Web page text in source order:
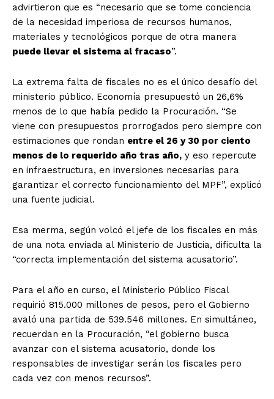
advirtieron que es “necesario que se tome conciencia
de la necesidad imperiosa de recursos humanos,
materiales y tecnológicos porque de otra manera
puede llevar el sistema al fracaso”.
La extrema falta de fiscales no es el único desafío del
ministerio público. Economía presupuestó un 26,6%
menos de lo que había pedido la Procuración. “Se
viene con presupuestos prorrogados pero siempre con
estimaciones que rondan entre el 26 y 30 por ciento
menos de lo requerido año tras año, y eso repercute
en infraestructura, en inversiones necesarias para
garantizar el correcto funcionamiento del MPF”, explicó
una fuente judicial.
Esa merma, según volcó el jefe de los fiscales en más
de una nota enviada al Ministerio de Justicia, dificulta la
“correcta implementación del sistema acusatorio”.
Para el año en curso, el Ministerio Público Fiscal
requirió 815.000 millones de pesos, pero el Gobierno
avaló una partida de 539.546 millones. En simultáneo,
recuerdan en la Procuración, “el gobierno busca
avanzar con el sistema acusatorio, donde los
responsables de investigar serán los fiscales pero
cada vez con menos recursos”.